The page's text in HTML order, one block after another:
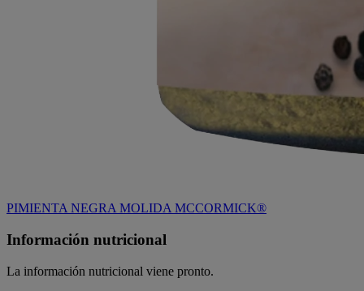
PIMIENTA NEGRA MOLIDA MCCORMICK®
Información nutricional
La información nutricional viene pronto.